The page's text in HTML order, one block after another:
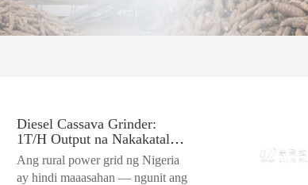
Diesel Cassava Grinder:
1T/H Output na Nakakatalo
sa Pagkawala ng Koryente
sa Rural
Ang rural power grid ng Nigeria
ay hindi maaasahan — ngunit ang